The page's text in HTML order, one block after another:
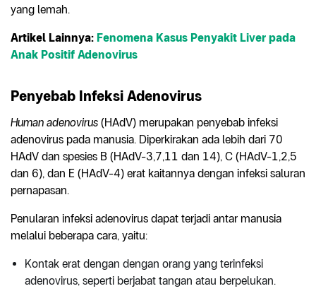
yang lemah.
Artikel Lainnya: Fenomena Kasus Penyakit Liver pada
Anak Positif Adenovirus
Penyebab Infeksi Adenovirus
Human adenovirus (HAdV) merupakan penyebab infeksi
adenovirus pada manusia. Diperkirakan ada lebih dari 70
HAdV dan spesies B (HAdV-3,7,11 dan 14), C (HAdV-1,2,5
dan 6), dan E (HAdV-4) erat kaitannya dengan infeksi saluran
pernapasan.
Penularan infeksi adenovirus dapat terjadi antar manusia
melalui beberapa cara, yaitu:
Kontak erat dengan dengan orang yang terinfeksi
adenovirus, seperti berjabat tangan atau berpelukan.